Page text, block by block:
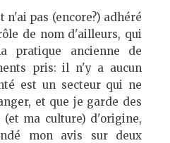
n'ai pas (encore?) adhéré
de nom d'ailleurs, qui
pratique ancienne de
pris: il n'y a aucun
est un secteur qui ne
et que je garde des
(et ma culture) d'origine,
mon avis sur deux